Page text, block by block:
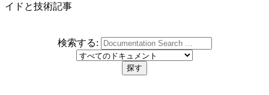
イドと技術記事
検索する: